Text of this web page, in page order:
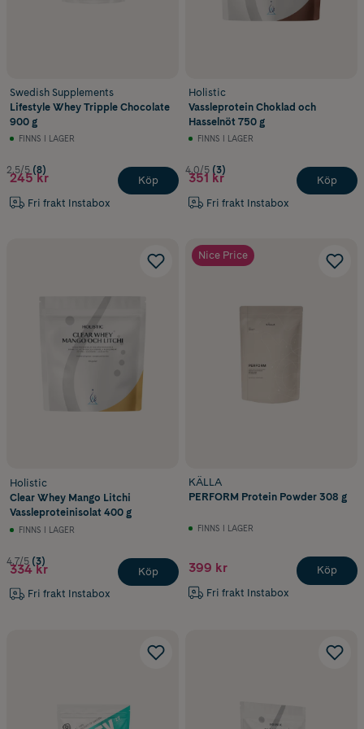
Swedish Supplements
Lifestyle Whey Tripple Chocolate
900 g
FINNS I LAGER
2.5/5 (8)
245 kr
Fri frakt Instabox
Köp
Holistic
Vassleprotein Choklad och
Hasselnöt 750 g
FINNS I LAGER
4.0/5 (3)
351 kr
Fri frakt Instabox
Köp
Holistic
Clear Whey Mango Litchi
Vassleproteinisolat 400 g
FINNS I LAGER
4.7/5 (3)
334 kr
Fri frakt Instabox
Köp
Nice Price
KÄLLA
PERFORM Protein Powder 308 g
FINNS I LAGER
399 kr
Fri frakt Instabox
Köp